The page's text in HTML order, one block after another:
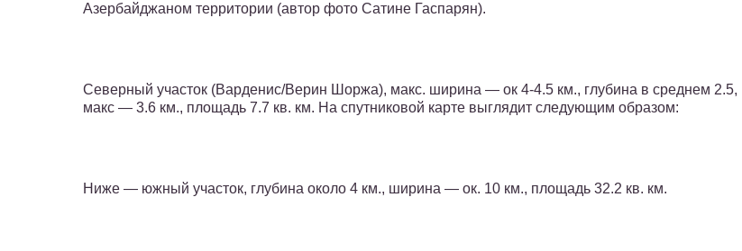
Азербайджаном территории (автор фото Сатине Гаспарян).
Северный участок (Варденис/Верин Шоржа), макс. ширина — ок 4-4.5 км., глубина в среднем 2.5,
макс — 3.6 км., площадь 7.7 кв. км. На спутниковой карте выглядит следующим образом:
Ниже — южный участок, глубина около 4 км., ширина — ок. 10 км., площадь 32.2 кв. км.